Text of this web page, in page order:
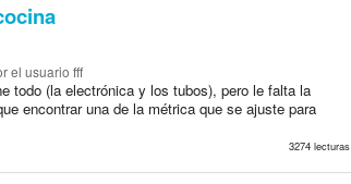
el usuario fff
todo (la electrónica y los tubos), pero le falta la
encontrar una de la métrica que se ajuste para
3274 lecturas